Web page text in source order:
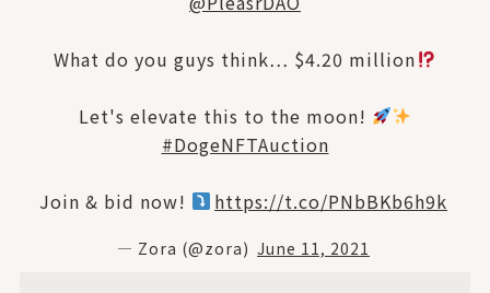
What do you guys think… $4.20 million
Let's elevate this to the moon!
#DogeNFTAuction
Join & bid now! https://t.co/PNbBKb6h9k
— Zora (@zora) June 11, 2021